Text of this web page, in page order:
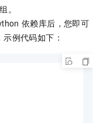
。
依赖库后，您即可
例代码如下：